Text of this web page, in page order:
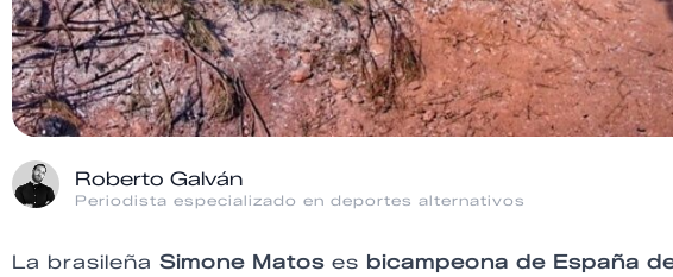
Roberto Galván
Periodista especializado en deportes alternativos
La brasileña Simone Matos es bicampeona de España